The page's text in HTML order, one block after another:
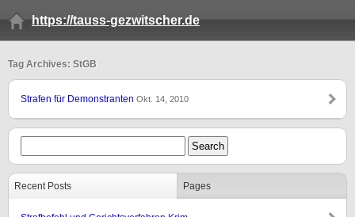
https://tauss-gezwitscher.de
Tag Archives: StGB
Strafen für Demonstranten Okt. 14, 2010
Recent Posts Pages